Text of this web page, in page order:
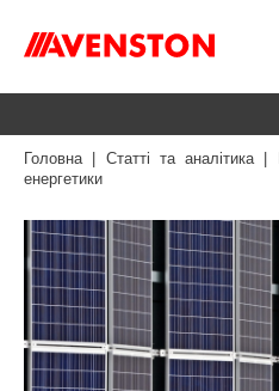
Головна| Статті та аналітика|
енергетики